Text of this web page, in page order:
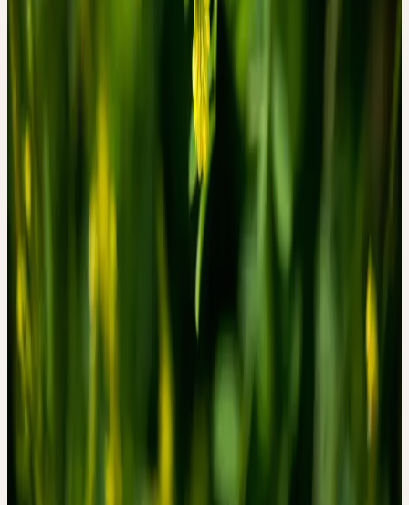
1. Hänsel, R. & Steinegger, E. Hänsel / Sticher
Pharmakognosie Phytopharmazie. (Wissenschaftliche
Verlagsgesellschaft GmbH, Stuttgart, Deutschland, 2015).
2. BGA/BfArM (Kommission E). Meliloti herba
(Steinkleekraut). Bundesanzeiger 50, (1986).
3. Committee on Herbal Medicinal Products (HMPC).
Assessment report on Melilotus officinalis ( L .) Lam .,
herba. EMA/HMPC/44165/2016 (2017).
4. BGA/BfArM (Kommission D). Melilotus officinalis.
Bundesanzeiger 29 a, (1986).
5. Stahmann, M. A., Huebner, C. F. & Link, K. P. Studies
on the Hemorrhagic Sweet Clover Disease. J Biol Chem
6. Bye, A. & King, H. K. The Biosynthesis of 4-
Hydroxycoumarin and Dicoumarol by Aspergillus fumigatus